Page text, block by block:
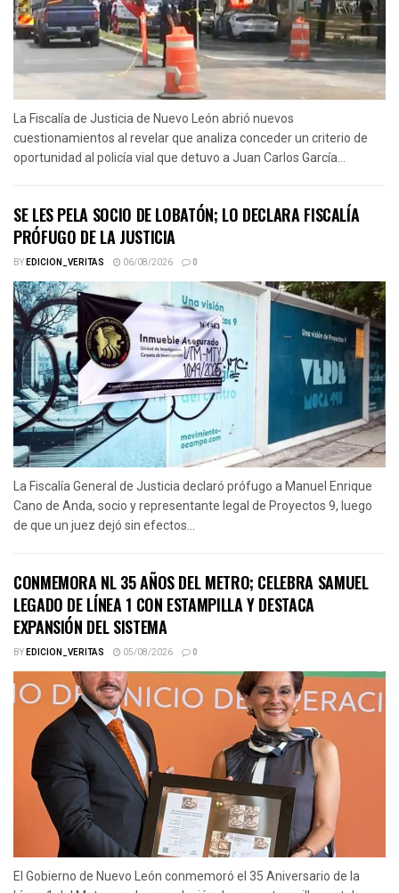
La Fiscalía de Justicia de Nuevo León abrió nuevos
cuestionamientos al revelar que analiza conceder un criterio de
oportunidad al policía vial que detuvo a Juan Carlos García...
SE LES PELA SOCIO DE LOBATÓN; LO DECLARA FISCALÍA
PRÓFUGO DE LA JUSTICIA
BYEDICION_VERITAS 06/08/2026 0
La Fiscalía General de Justicia declaró prófugo a Manuel Enrique
Cano de Anda, socio y representante legal de Proyectos 9, luego
de que un juez dejó sin efectos...
CONMEMORA NL 35 AÑOS DEL METRO; CELEBRA SAMUEL
LEGADO DE LÍNEA 1 CON ESTAMPILLA Y DESTACA
EXPANSIÓN DEL SISTEMA
BYEDICION_VERITAS 05/08/2026 0
El Gobierno de Nuevo León conmemoró el 35 Aniversario de la